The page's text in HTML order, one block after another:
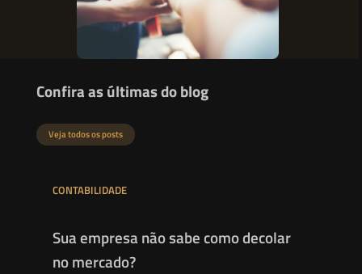
Confira as últimas do blog
Veja todos os posts
CONTABILIDADE
Sua empresa não sabe como decolar
no mercado?